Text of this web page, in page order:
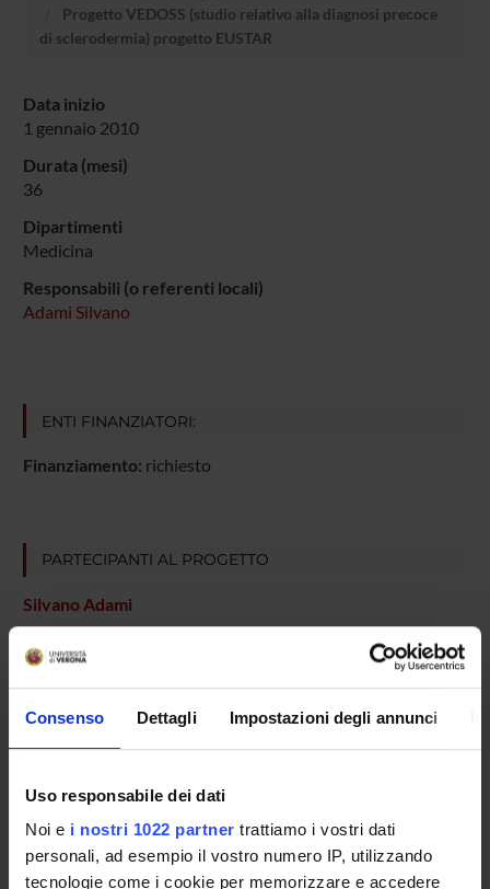
Consenso Dettagli Impostazioni degli annunci
Uso responsabile dei dati
Noi e i nostri 1022 partner trattiamo i vostri dati
personali, ad esempio il vostro numero IP, utilizzando
tecnologie come i cookie per memorizzare e accedere
Progetto VEDOSS (studio relativo alla diagnosi precoce
di sclerodermia) progetto EUSTAR
Data inizio
1 gennaio 2010
Durata (mesi)
36
Dipartimenti
Medicina
Responsabili (o referenti locali)
Adami Silvano
ENTI FINANZIATORI:
Finanziamento: richiesto
PARTECIPANTI AL PROGETTO
Silvano Adami
Paola Caramaschi
Medico I livello
AREE DI RICERCA COINVOLTE DAL PROGETTO